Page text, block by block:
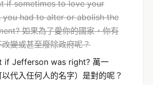
if sometimes to love your
you had to alter or abolish the
如果為了愛你的國家，你有
變或甚至廢除政府呢？
if Jefferson was right? 萬一
以代入任何人的名字）是對的呢？